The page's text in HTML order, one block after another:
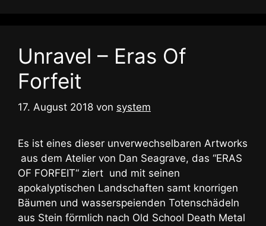
Unravel – Eras Of
Forfeit
17. August 2018 von system
Es ist eines dieser unverwechselbaren Artworks
aus dem Atelier von Dan Seagrave, das “ERAS
OF FORFEIT“ ziert und mit seinen
apokalyptischen Landschaften samt knorrigen
Bäumen und wasserspeienden Totenschädeln
aus Stein förmlich nach Old School Death Metal